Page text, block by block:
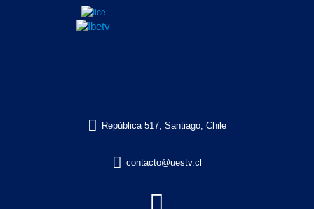
 República 517, Santiago, Chile
 contacto@uestv.cl